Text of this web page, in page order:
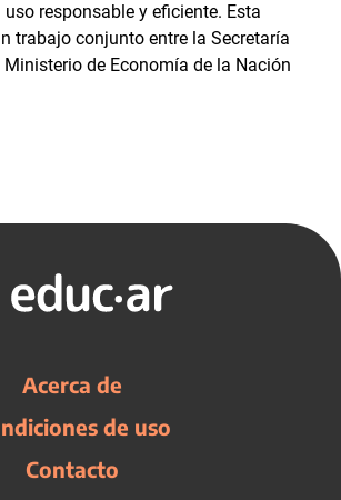
responsable y eficiente. Esta
trabajo conjunto entre la Secretaría
Ministerio de Economía de la Nación
Acerca de
de uso
Contacto